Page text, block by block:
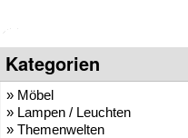
Kategorien
» Möbel
» Lampen / Leuchten
» Themenwelten